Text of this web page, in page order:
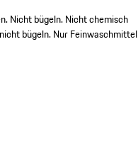
Nicht bügeln. Nicht chemisch
bügeln. Nur Feinwaschmittel